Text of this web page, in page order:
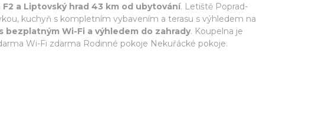
a Liptovský hrad 43 km od ubytování. Letiště Poprad-
kuchyň s kompletním vybavením a terasu s výhledem na
bezplatným Wi-Fi a výhledem do zahrady. Koupelna je
Wi-Fi zdarma Rodinné pokoje Nekuřácké pokoje.